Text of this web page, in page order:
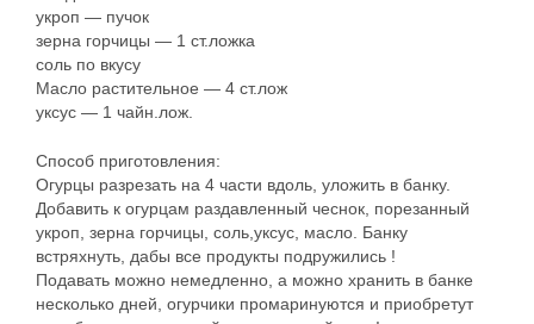
укроп — пучок
зерна горчицы — 1 ст.ложка
соль по вкусу
Масло растительное — 4 ст.лож
уксус — 1 чайн.лож.
Способ приготовления:
Огурцы разрезать на 4 части вдоль, уложить в банку.
Добавить к огурцам раздавленный чеснок, порезанный
укроп, зерна горчицы, соль,уксус, масло. Банку
встряхнуть, дабы все продукты подружились !
Подавать можно немедленно, а можно хранить в банке
несколько дней, огурчики промаринуются и приобретут